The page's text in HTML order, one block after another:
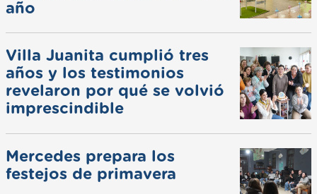
año
Villa Juanita cumplió tres
años y los testimonios
revelaron por qué se volvió
imprescindible
Mercedes prepara los
festejos de primavera